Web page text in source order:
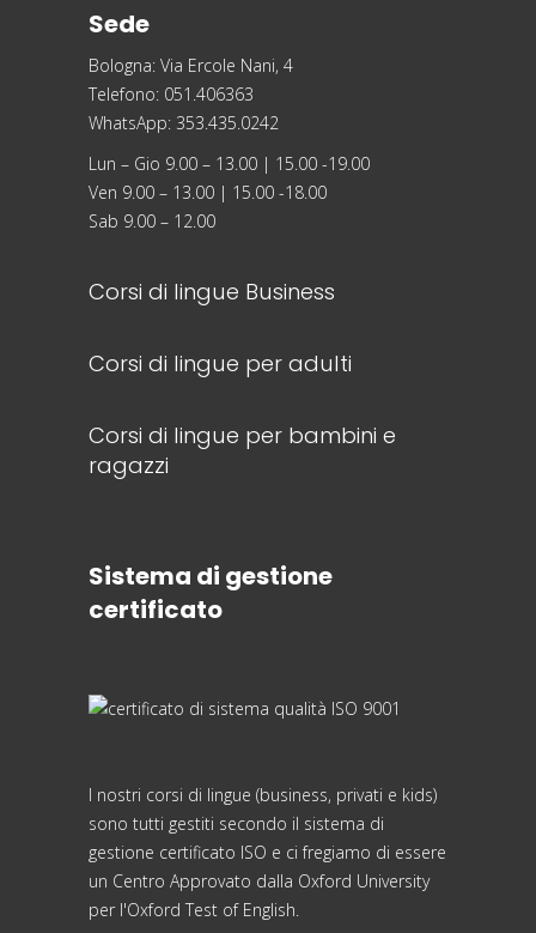
Sede
Bologna: Via Ercole Nani, 4
Telefono: 051.406363
WhatsApp: 353.435.0242
Lun – Gio 9.00 – 13.00 | 15.00 -19.00
Ven 9.00 – 13.00 | 15.00 -18.00
Sab 9.00 – 12.00
Corsi di lingue Business
Corsi di lingue per adulti
Corsi di lingue per bambini e
ragazzi
Sistema di gestione
certificato
I nostri corsi di lingue (business, privati e kids)
sono tutti gestiti secondo il sistema di
gestione certificato ISO e ci fregiamo di essere
un Centro Approvato dalla Oxford University
per l'Oxford Test of English.